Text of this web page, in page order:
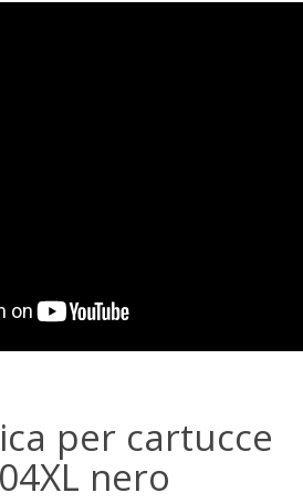
per cartucce
nero